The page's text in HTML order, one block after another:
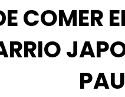
COMER